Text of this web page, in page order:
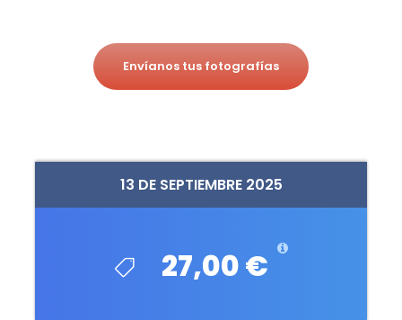
13 DE SEPTIEMBRE 2025
27,00 €
Envíanos tus fotografías